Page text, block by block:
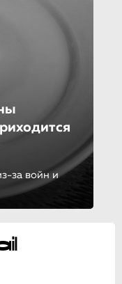
за войн и